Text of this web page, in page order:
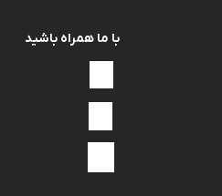
با ما همراه باشید